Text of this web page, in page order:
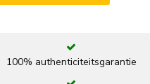
100% authenticiteitsgarantie